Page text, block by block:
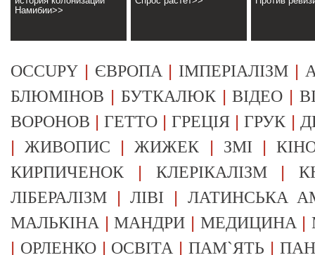
Намибии>>
OCCUPY | ЄВРОПА | ІМПЕРІАЛІЗМ |
БЛЮМІНОВ | БУТКАЛЮК|ВІДЕО |
ВОРОНОВ |ГЕТТО |ГРЕЦІЯ |ГРУК |
|ЖИВОПИС |ЖИЖЕК | ЗМІ |
КИРПИЧЕНОК | КЛЕРІКАЛІЗМ|
ЛІБЕРАЛІЗМ |ЛІВІ | ЛАТИНСЬКА
МАЛЬКІНА |МАНДРИ | МЕДИЦИНА |
| ОРЛЕНКО| ОСВІТА |ПАМ`ЯТЬ |